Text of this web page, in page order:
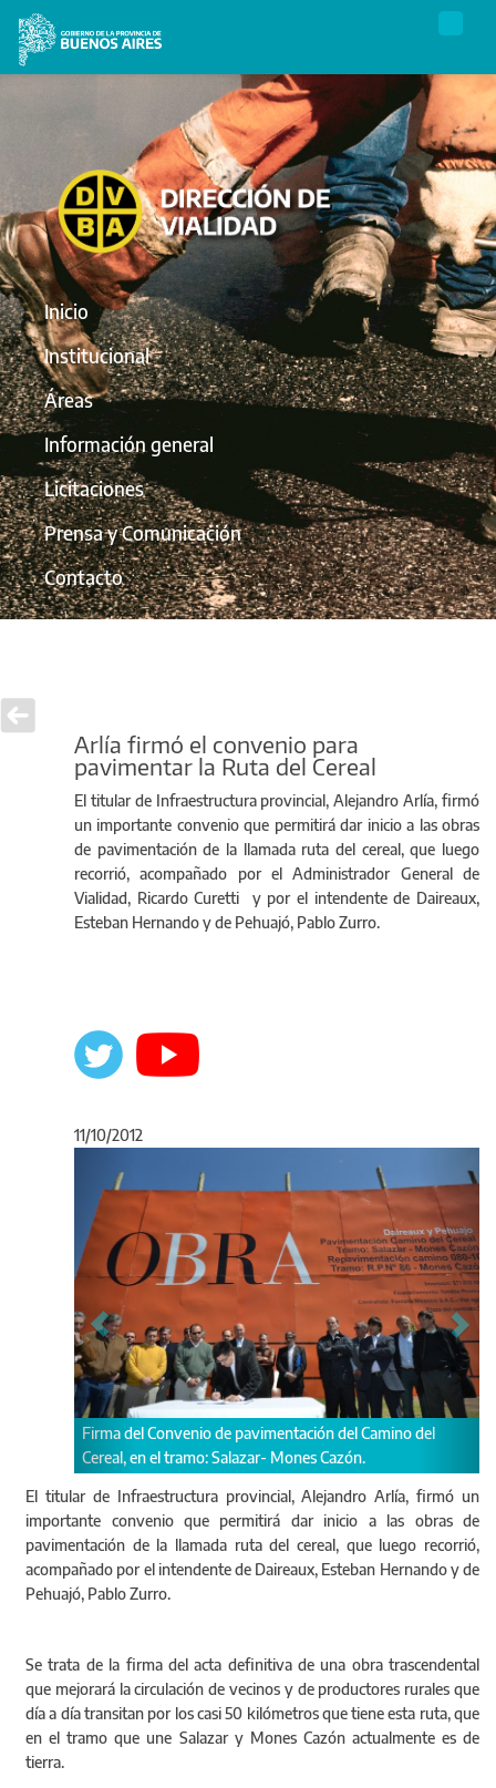
Inicio
Institucional
Áreas
Información general
Licitaciones
Prensa y Comunicación
Contacto
Arlía firmó el convenio para
pavimentar la Ruta del Cereal
El titular de Infraestructura provincial, Alejandro Arlía, firmó
un importante convenio que permitirá dar inicio a las obras
de pavimentación de la llamada ruta del cereal, que luego
recorrió, acompañado por el Administrador General de
Vialidad, Ricardo Curetti y por el intendente de Daireaux,
Esteban Hernando y de Pehuajó, Pablo Zurro.
11/10/2012
Firma del Convenio de pavimentación del Camino del
Cereal, en el tramo: Salazar- Mones Cazón.
El titular de Infraestructura provincial, Alejandro Arlía, firmó un
importante convenio que permitirá dar inicio a las obras de
pavimentación de la llamada ruta del cereal, que luego recorrió,
acompañado por el intendente de Daireaux, Esteban Hernando y de
Pehuajó, Pablo Zurro.
Se trata de la firma del acta definitiva de una obra trascendental
que mejorará la circulación de vecinos y de productores rurales que
día a día transitan por los casi 50 kilómetros que tiene esta ruta, que
en el tramo que une Salazar y Mones Cazón actualmente es de
tierra.